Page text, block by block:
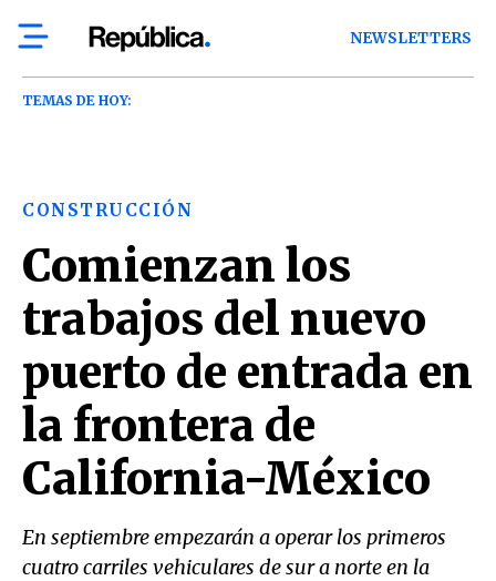
NEWSLETTERS
TEMAS DE HOY:
CONSTRUCCIÓN
Comienzan los
trabajos del nuevo
puerto de entrada en
la frontera de
California-México
En septiembre empezarán a operar los primeros
cuatro carriles vehiculares de sur a norte en la